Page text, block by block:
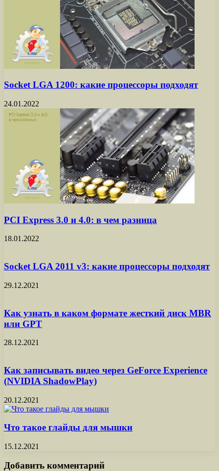
Socket LGA 1200: какие процессоры подходят
24.01.2022
PCI Express 3.0 и 4.0: в чем разница
18.01.2022
Socket LGA 2011 v3: какие процессоры подходят
29.12.2021
Как узнать в каком формате жесткий диск MBR
или GPT
28.12.2021
Как записывать видео через GeForce Experience
(NVIDIA ShadowPlay)
20.12.2021
Что такое глайды для мышки
15.12.2021
Добавить комментарий